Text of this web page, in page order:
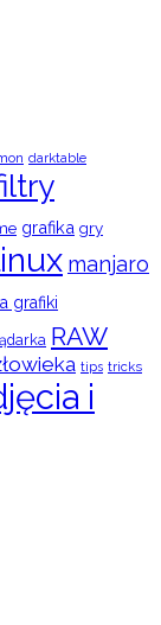
darktable
grafika gry
manjaro
grafiki
RAW
tips tricks
i